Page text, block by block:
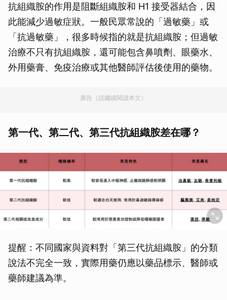
抗組織胺的作用是阻斷組織胺和 H1 接受器結合，因
此能減少過敏症狀。一般民眾常說的「過敏藥」或
「抗過敏藥」，很多時候指的就是抗組織胺；但過敏
治療不只有抗組織胺，還可能包含鼻噴劑、眼藥水、
外用藥膏、免疫治療或其他醫師評估後使用的藥物。
廣告（請繼續閱讀本文）
第一代、第二代、第三代抗組織胺差在哪？
提醒：不同國家與資料對「第三代抗組織胺」的分類
說法不完全一致，實際用藥仍應以藥品標示、醫師或
藥師建議為準。